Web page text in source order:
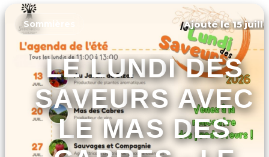
Sommières Ajouté le 15
LE LUNDI DES
SAVEURS AVEC
LE MAS DES